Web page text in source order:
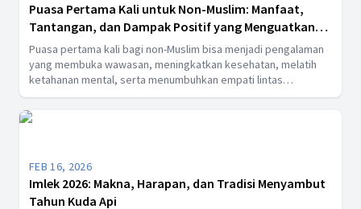
Puasa Pertama Kali untuk Non-Muslim: Manfaat,
Tantangan, dan Dampak Positif yang Menguatkan
Diri
Puasa pertama kali bagi non-Muslim bisa menjadi pengalaman
yang membuka wawasan, meningkatkan kesehatan, melatih
ketahanan mental, serta menumbuhkan empati lintas
keyakinan. Simak manfaat dan dampak positifnya secara
lengkap di sini.
FEB 16, 2026
Imlek 2026: Makna, Harapan, dan Tradisi Menyambut
Tahun Kuda Api